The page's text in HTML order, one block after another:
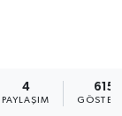
4
PAYLAŞIM
615